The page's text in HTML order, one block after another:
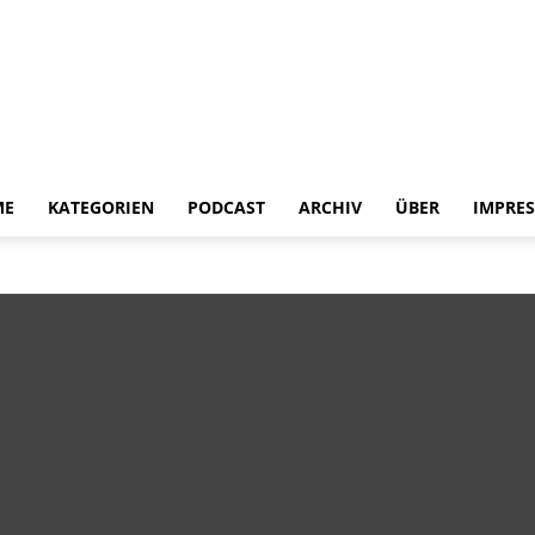
KATEGORIEN PODCAST ARCHIV ÜBER